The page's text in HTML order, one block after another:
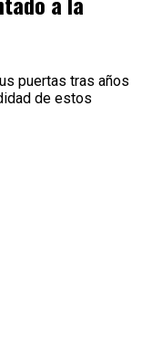
puertas tras años
de estos